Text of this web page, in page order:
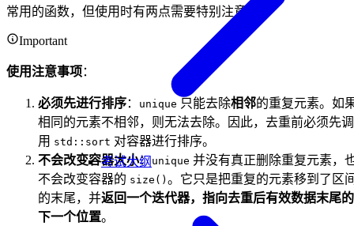
考试大纲
常用的函数，但使用时有两点需要特别注意：
Important
使用注意事项 ：
必须先进行排序： unique 只能去除相邻的重复元素。如
相同的元素不相邻，则无法去除。因此，去重前必须先调
用 std::sort 对容器进行排序。
不会改变容器大小：unique 并没有真正删除重复元素，
不会改变容器的 size() 。它只是把重复的元素移到了区
的末尾，并返回一个迭代器，指向去重后有效数据末尾的
下一个位置。